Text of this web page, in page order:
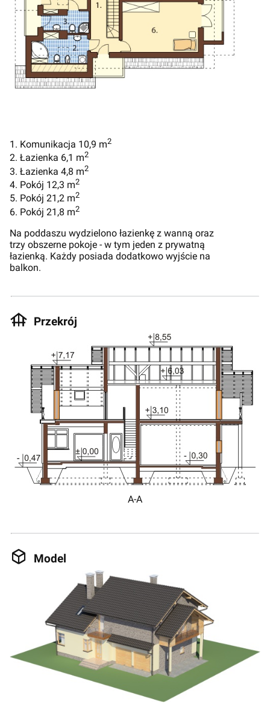
1. Komunikacja 10,9 m2
2. Łazienka 6,1 m2
3. Łazienka 4,8 m2
4. Pokój 12,3 m2
5. Pokój 21,2 m2
6. Pokój 21,8 m2
Na poddaszu wydzielono łazienkę z wanną oraz
trzy obszerne pokoje - w tym jeden z prywatną
łazienką. Każdy posiada dodatkowo wyjście na
balkon.
Przekrój
A-A
Model